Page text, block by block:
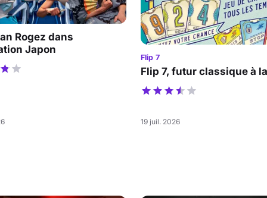
Rogez dans
Japon
Flip 7
Flip 7, futur classique à
19 juil. 2026